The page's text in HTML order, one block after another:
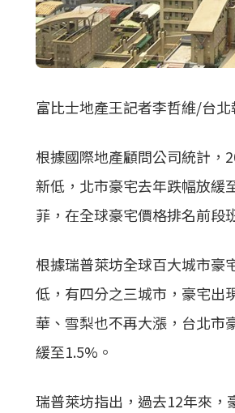
富比士地產王記者李哲維/台北
根據國際地產顧問公司統計，
新低，北市豪宅去年跌幅放緩
菲，在全球豪宅價格排名前段
根據瑞普萊坊全球百大城市豪
低，有四分之三城市，豪宅出
華、雪梨也不再大漲，台北市
緩至1.5%。
瑞普萊坊指出，過去12年來